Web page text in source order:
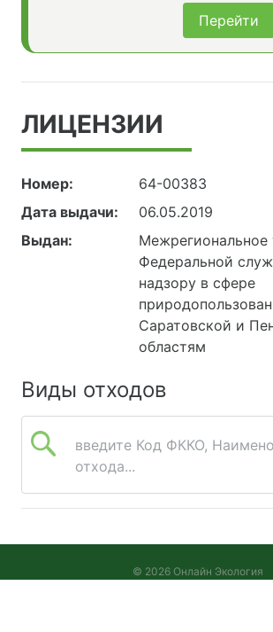
Перейти
ЛИЦЕНЗИИ
Номер:
64-00383
Дата выдачи:
06.05.2019
Выдан:
Межрегиональное
Федеральной
надзору в сфере
Саратовской и
областям
Виды отходов
введите Код ФККО,
отхода...
© 2026 Онлайн Экология